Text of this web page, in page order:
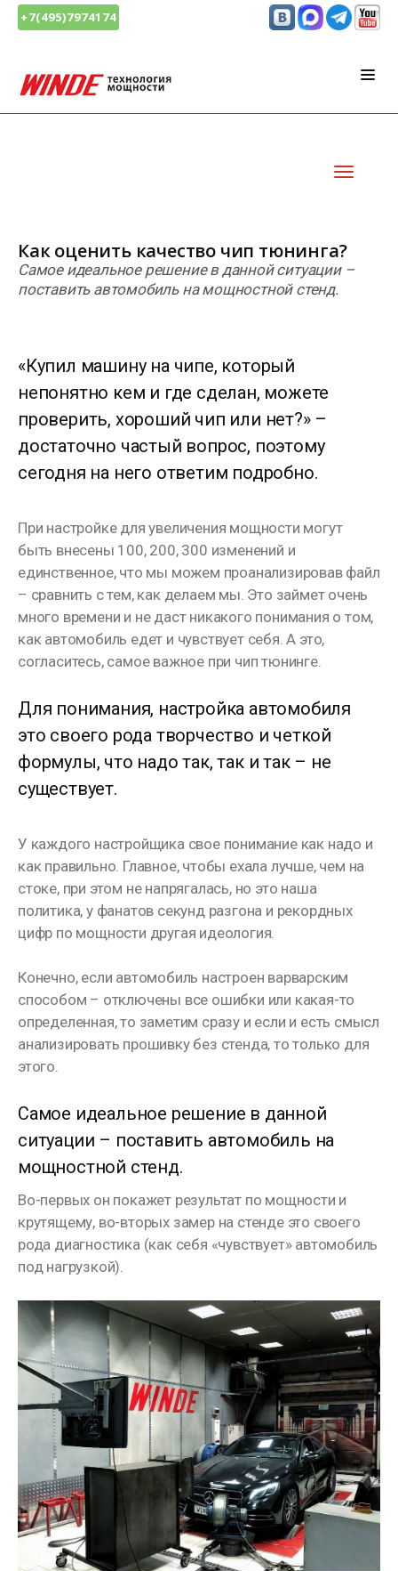
+7(495)7974174
Как оценить качество чип тюнинга?
Самое идеальное решение в данной ситуации –
поставить автомобиль на мощностной стенд.
«Купил машину на чипе, который
непонятно кем и где сделан, можете
проверить, хороший чип или нет?» –
достаточно частый вопрос, поэтому
сегодня на него ответим подробно.
При настройке для увеличения мощности могут
быть внесены 100, 200, 300 изменений и
единственное, что мы можем проанализировав файл
– сравнить с тем, как делаем мы. Это займет очень
много времени и не даст никакого понимания о том,
как автомобиль едет и чувствует себя. А это,
согласитесь, самое важное при чип тюнинге.
Для понимания, настройка автомобиля
это своего рода творчество и четкой
формулы, что надо так, так и так – не
существует.
У каждого настройщика свое понимание как надо и
как правильно. Главное, чтобы ехала лучше, чем на
стоке, при этом не напрягалась, но это наша
политика, у фанатов секунд разгона и рекордных
цифр по мощности другая идеология.
Конечно, если автомобиль настроен варварским
способом – отключены все ошибки или какая-то
определенная, то заметим сразу и если и есть смысл
анализировать прошивку без стенда, то только для
этого.
Самое идеальное решение в данной
ситуации – поставить автомобиль на
мощностной стенд.
Во-первых он покажет результат по мощности и
крутящему, во-вторых замер на стенде это своего
рода диагностика (как себя «чувствует» автомобиль
под нагрузкой).